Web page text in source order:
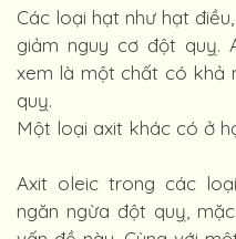
Các loại hạt như hạt
giảm nguy cơ đột quỵ.
xem là một chất có khả
quỵ.
Một loại axit khác có ở
Axit oleic trong các
ngăn ngừa đột quỵ,